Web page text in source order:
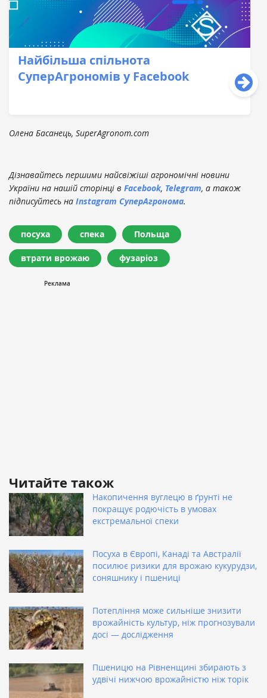
Найбільша спільнота
СуперАгрономів у Facebook
Олена Басанець, SuperAgronom.com
Дізнавайтесь першими найсвіжіші агрономічні новини
України на нашій сторінці в Facebook, Telegram, а також
підписуйтесь на Instagram СуперАгронома.
посуха спека Польща
втрати врожаю фузаріоз
Читайте також
Накопичення вуглецю в ґрунті не
покращує родючість в умовах
екстремальної спеки
Посуха в Європі, Канаді та Австралії
посилює ризики для врожаю кукурудзи,
соняшнику і пшениці
Потепління може сильніше знизити
врожайність культур, ніж прогнозували
досі — дослідження
Пшеницю на Рівненщині збирають з
удвічі нижчою врожайністю ніж торік